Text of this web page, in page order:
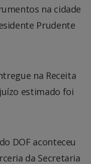
na cidade
Prudente
na Receita
estimado foi
DOF aconteceu
da Secretaria